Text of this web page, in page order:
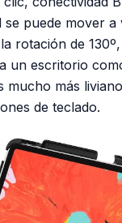
se puede mover a
rotación de
un escritorio
mucho más
de teclado.